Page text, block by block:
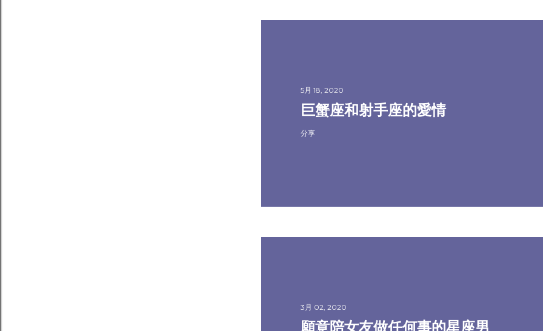
5月 18, 2020
巨蟹座和射手座的愛情
分享
3月 02, 2020
願意陪女友做任何事的星座男